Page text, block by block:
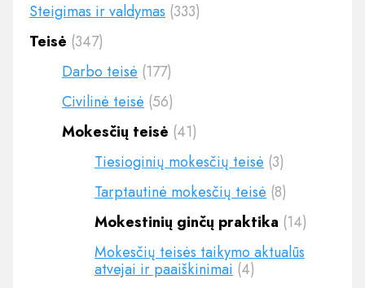
Steigimas ir valdymas (333)
Teisė (347)
Darbo teisė (177)
Civilinė teisė (56)
Mokesčių teisė (41)
Tiesioginių mokesčių teisė (3)
Tarptautinė mokesčių teisė (8)
Mokestinių ginčų praktika (14)
Mokesčių teisės taikymo aktualūs
atvejai ir paaiškinimai (4)